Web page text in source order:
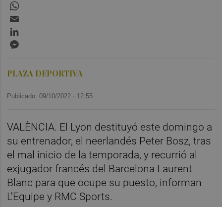
PLAZA DEPORTIVA
Publicado: 09/10/2022 · 12:55
VALÈNCIA. El Lyon destituyó este domingo a
su entrenador, el neerlandés Peter Bosz, tras
el mal inicio de la temporada, y recurrió al
exjugador francés del Barcelona Laurent
Blanc para que ocupe su puesto, informan
L'Equipe y RMC Sports.